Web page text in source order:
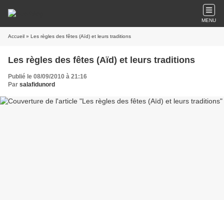
MENU
Accueil » Les règles des fêtes (Aïd) et leurs traditions
Les règles des fêtes (Aïd) et leurs traditions
Publié le 08/09/2010 à 21:16
Par salafidunord